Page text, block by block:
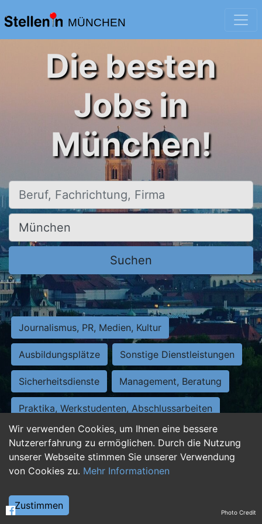
MÜNCHEN
Wir verwenden Cookies, um Ihnen eine bessere
Nutzererfahrung zu ermöglichen. Durch die Nutzung
unserer Webseite stimmen Sie unserer Verwendung
von Cookies zu. Mehr Informationen
Zustimmen
Die besten
Jobs in
München!
Beruf, Fachrichtung, Firma
Ort, Stadt
Suchen
Journalismus, PR, Medien, Kultur
Ausbildungsplätze Sonstige Dienstleistungen
Sicherheitsdienste Management, Beratung
Praktika, Werkstudenten, Abschlussarbeiten
Personalwesen Assistenz, Sekretariat
Hilfskräfte, Aushilfs- und Nebenjobs
Weiterbildung, Studium, duale Ausbildung Photo Credit